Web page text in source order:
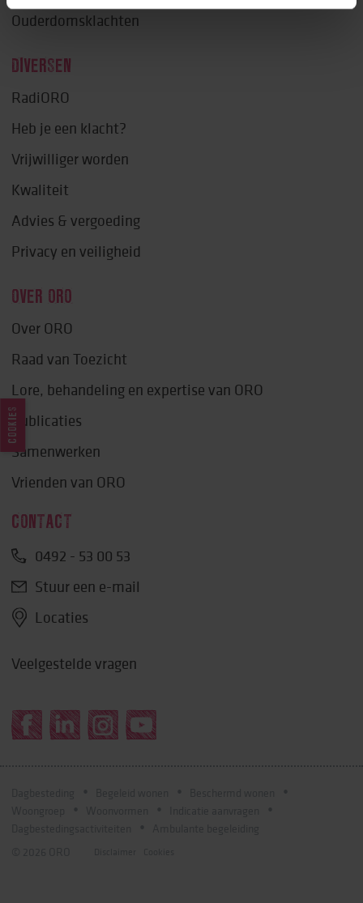
Ouderdomsklachten
DIVERSEN
RadiORO
Heb je een klacht?
Vrijwilliger worden
Kwaliteit
Advies & vergoeding
Privacy en veiligheid
OVER ORO
Over ORO
Raad van Toezicht
Lore, behandeling en expertise van ORO
Publicaties
Samenwerken
Vrienden van ORO
CONTACT
0492 - 53 00 53
Stuur een e-mail
Locaties
Veelgestelde vragen
COOKIES